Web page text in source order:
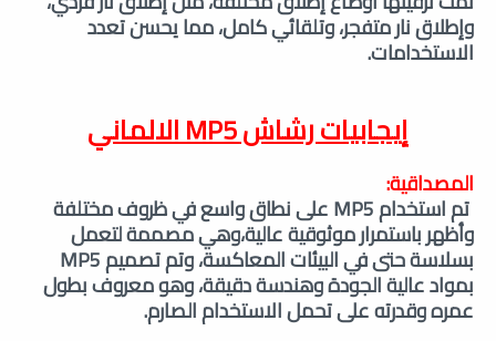
وإطلاق نار متفجر، وتلقائي كامل، مما يحسن تعدد
الاستخدامات.
إيجابيات رشاش MP5 الالماني
المصداقية:
تم استخدام MP5 على نطاق واسع في ظروف مختلفة
وأظهر باستمرار موثوقية عالية،وهي مصممة لتعمل
بسلاسة حتى في البيئات المعاكسة، وتم تصميم MP5
بمواد عالية الجودة وهندسة دقيقة، وهو معروف بطول
عمره وقدرته على تحمل الاستخدام الصارم.